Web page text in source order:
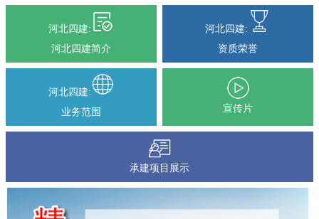
河北四建:
河北四建简介
河北四建:
资质荣誉
河北四建:
业务范围
宣传片
承建项目展示